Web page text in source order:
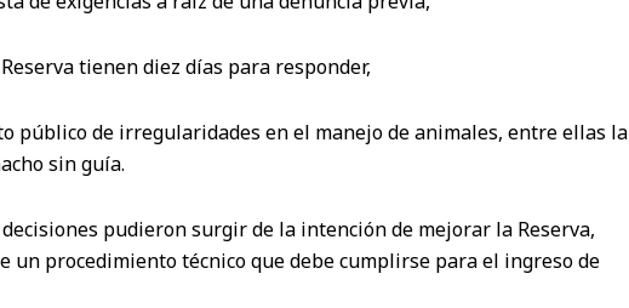
tienen diez días para responder,
público de irregularidades en el manejo de animales, entre ellas la
sin guía.
pudieron surgir de la intención de mejorar la Reserva,
un procedimiento técnico que debe cumplirse para el ingreso de